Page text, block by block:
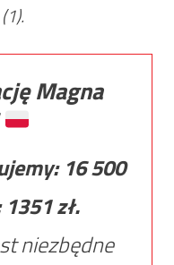
Magna
16 500
1351zł.
niezbędne